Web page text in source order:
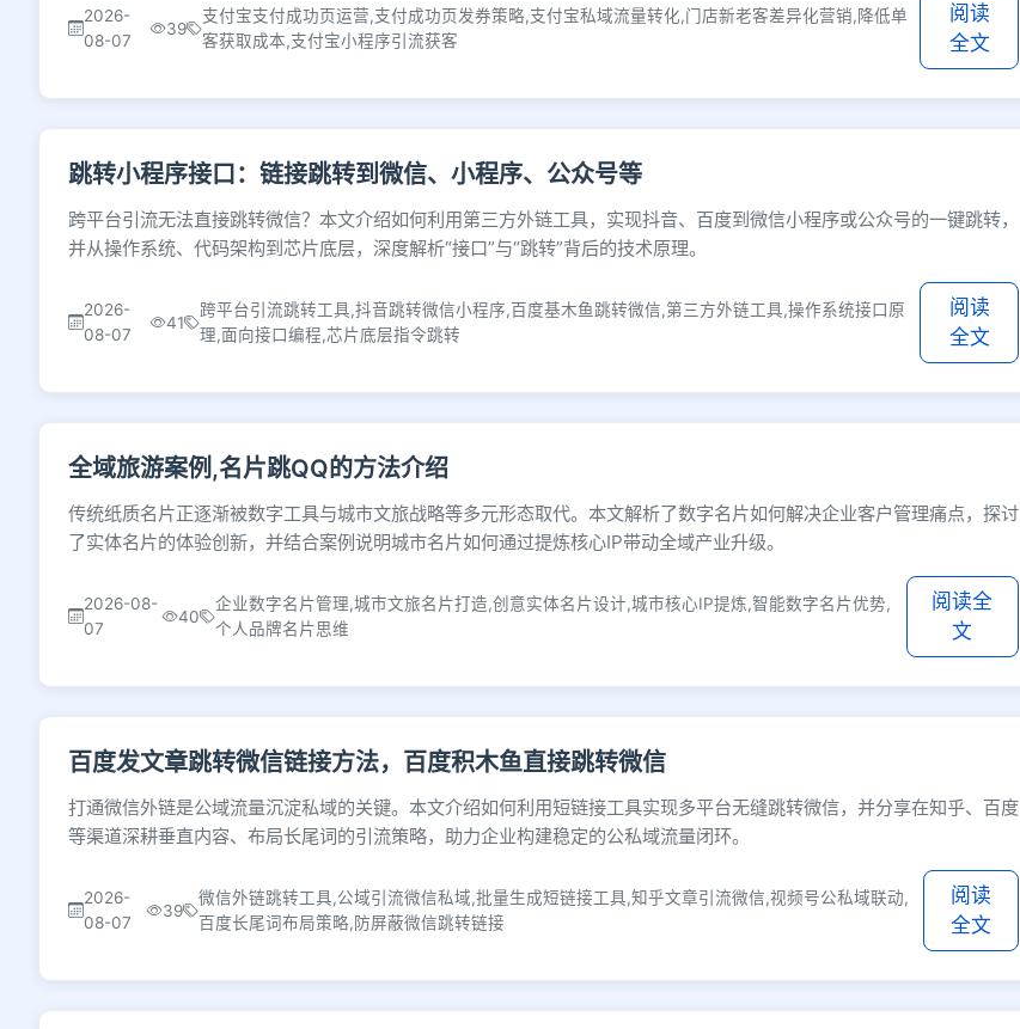
2026-
08-07
39
支付宝支付成功页运营,支付成功页发券策略,支付宝私域流量转化,门店新老客差异化营销,降低单
客获取成本,支付宝小程序引流获客
阅读
全文
跳转小程序接口：链接跳转到微信、小程序、公众号等
跨平台引流无法直接跳转微信？本文介绍如何利用第三方外链工具，实现抖音、百度到微信小程序或公众号的一键跳转，
并从操作系统、代码架构到芯片底层，深度解析“接口”与“跳转”背后的技术原理。
2026-
08-07
41
跨平台引流跳转工具,抖音跳转微信小程序,百度基木鱼跳转微信,第三方外链工具,操作系统接口原
理,面向接口编程,芯片底层指令跳转
阅读
全文
全域旅游案例,名片跳QQ的方法介绍
传统纸质名片正逐渐被数字工具与城市文旅战略等多元形态取代。本文解析了数字名片如何解决企业客户管理痛点，探讨
了实体名片的体验创新，并结合案例说明城市名片如何通过提炼核心IP带动全域产业升级。
2026-08-
07
40
企业数字名片管理,城市文旅名片打造,创意实体名片设计,城市核心IP提炼,智能数字名片优势,
个人品牌名片思维
阅读全
文
百度发文章跳转微信链接方法，百度积木鱼直接跳转微信
打通微信外链是公域流量沉淀私域的关键。本文介绍如何利用短链接工具实现多平台无缝跳转微信，并分享在知乎、百度
等渠道深耕垂直内容、布局长尾词的引流策略，助力企业构建稳定的公私域流量闭环。
2026-
08-07
39
微信外链跳转工具,公域引流微信私域,批量生成短链接工具,知乎文章引流微信,视频号公私域联动,
百度长尾词布局策略,防屏蔽微信跳转链接
阅读
全文